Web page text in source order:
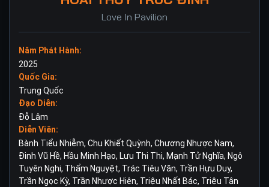
Love In Pavilion
Năm Phát Hành:
2025
Quốc Gia:
Trung Quốc
Đạo Diễn:
Đỗ Lâm
Diễn Viên:
Bành Tiểu Nhiễm, Chu Khiết Quỳnh, Chương Nhược Nam,
Đinh Vũ Hề, Hầu Minh Hạo, Lưu Thi Thi, Mạnh Tử Nghĩa, Ngô
Tuyên Nghi, Thẩm Nguyệt, Trác Tiêu Văn, Trần Hựu Duy,
Trần Ngọc Kỳ, Trần Nhược Hiên, Triệu Nhất Bác, Triệu Tân